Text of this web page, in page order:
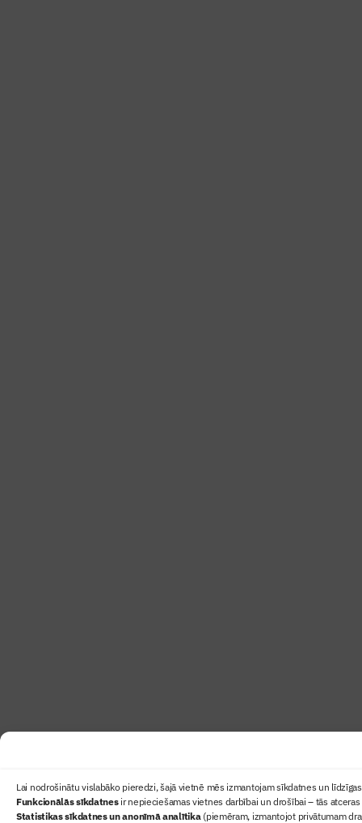
Lai nodrošinātu vislabāko pieredzi, šajā vietnē mēs izmantojam sīkdatnes un
Funkcionālās sīkdatnesir nepieciešamas vietnes darbībai un drošībai – tās
Statistikas sīkdatnes un anonīmā analītika(piemēram, izmantojot privātumam